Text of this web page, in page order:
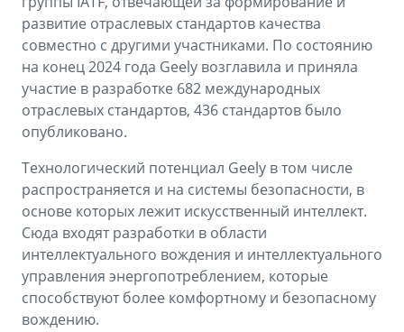
развитие отраслевых стандартов качества
совместно с другими участниками. По состоянию
на конец 2024 года Geely возглавила и приняла
участие в разработке 682 международных
отраслевых стандартов, 436 стандартов было
опубликовано.
Технологический потенциал Geely в том числе
распространяется и на системы безопасности, в
основе которых лежит искусственный интеллект.
Сюда входят разработки в области
интеллектуального вождения и интеллектуального
управления энергопотреблением, которые
способствуют более комфортному и безопасному
вождению.